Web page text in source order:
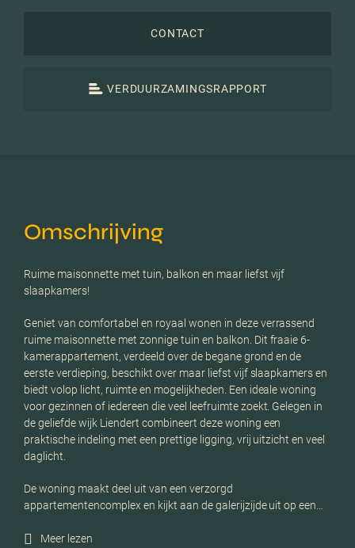
CONTACT
VERDUURZAMINGSRAPPORT
Omschrijving
Ruime maisonnette met tuin, balkon en maar liefst vijf
slaapkamers!
Geniet van comfortabel en royaal wonen in deze verrassend
ruime maisonnette met zonnige tuin en balkon. Dit fraaie 6-
kamerappartement, verdeeld over de begane grond en de
eerste verdieping, beschikt over maar liefst vijf slaapkamers en
biedt volop licht, ruimte en mogelijkheden. Een ideale woning
voor gezinnen of iedereen die veel leefruimte zoekt. Gelegen in
de geliefde wijk Liendert combineert deze woning een
praktische indeling met een prettige ligging, vrij uitzicht en veel
daglicht.
De woning maakt deel uit van een verzorgd
appartementencomplex en kijkt aan de galerijzijde uit op een…
Meer lezen